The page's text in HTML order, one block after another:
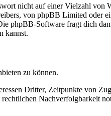
nicht auf einer Vielzahl von
von phpBB Limited oder
phpBB-Software fragt dich
kannst.
zu können.
Dritter, Zeitpunkte von
Nachverfolgbarkeit